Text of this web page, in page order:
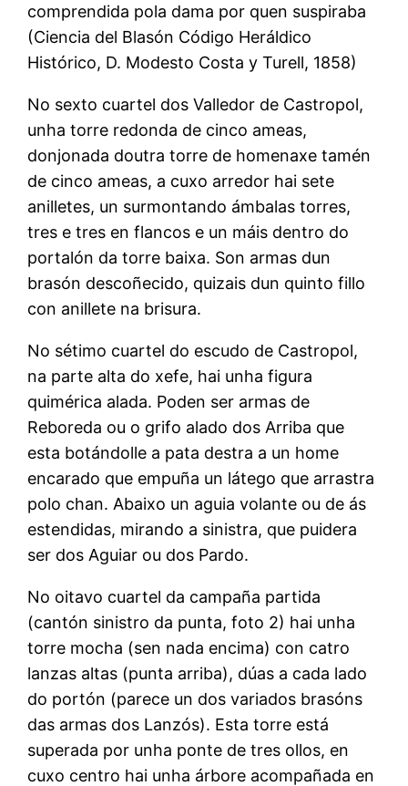
comprendida pola dama por quen suspiraba
(Ciencia del Blasón Código Heráldico
Histórico, D. Modesto Costa y Turell, 1858)
No sexto cuartel dos Valledor de Castropol,
unha torre redonda de cinco ameas,
donjonada doutra torre de homenaxe tamén
de cinco ameas, a cuxo arredor hai sete
anilletes, un surmontando ámbalas torres,
tres e tres en flancos e un máis dentro do
portalón da torre baixa. Son armas dun
brasón descoñecido, quizais dun quinto fillo
con anillete na brisura.
No sétimo cuartel do escudo de Castropol,
na parte alta do xefe, hai unha figura
quimérica alada. Poden ser armas de
Reboreda ou o grifo alado dos Arriba que
esta botándolle a pata destra a un home
encarado que empuña un látego que arrastra
polo chan. Abaixo un aguia volante ou de ás
estendidas, mirando a sinistra, que puidera
ser dos Aguiar ou dos Pardo.
No oitavo cuartel da campaña partida
(cantón sinistro da punta, foto 2) hai unha
torre mocha (sen nada encima) con catro
lanzas altas (punta arriba), dúas a cada lado
do portón (parece un dos variados brasóns
das armas dos Lanzós). Esta torre está
superada por unha ponte de tres ollos, en
cuxo centro hai unha árbore acompañada en